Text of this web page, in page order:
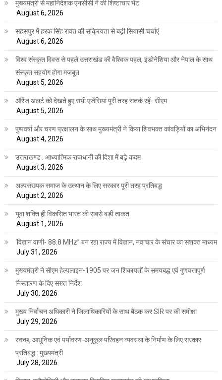
मुख्यमंत्री से महानिदेशक एनसीसी ने की शिष्टाचार भेंट
August 6, 2026
सहसपुर में हरक सिंह रावत की सक्रियता से बढ़ी सियासी चर्चाएं
August 6, 2026
विश्व संस्कृत दिवस से पहले उत्तराखंड की वैश्विक पहल, इंडोनेशिया और नेपाल के साथ
संस्कृत सहयोग होगा मजबूत
August 5, 2026
ऑरेंज अलर्ट को देखते हुए सभी एजेंसियां पूरी तरह सतर्क रहें- सीएम
August 5, 2026
पुष्पवर्षा और चरण प्रक्षालन के साथ मुख्यमंत्री ने किया शिवभक्त कांवड़ियों का अभिनंदन
August 4, 2026
उत्तराखण्ड : आध्यात्मिक राजधानी की दिशा में बढ़े कदम
August 3, 2026
अल्पसंख्यक समाज के उत्थान के लिए सरकार पूरी तरह प्रतिबद्ध
August 2, 2026
युवा शक्ति ही विकसित भारत की सबसे बड़ी ताकत
August 1, 2026
‘विज्ञान वाणी- 88.8 MHz” बन रहा राज्य में विज्ञान, नवाचार के संचार का सशक्त माध्यम
July 31, 2026
मुख्यमंत्री ने सीएम हेल्पलाइन-1905 पर जन शिकायतों के समयबद्ध एवं गुणवत्तापूर्ण
निस्तारण के दिए सख्त निर्देश
July 30, 2026
मुख्य निर्वाचन अधिकारी ने जिलाधिकारियों के साथ बैठक कर SIR पर की समीक्षा
July 29, 2026
स्वच्छ, आधुनिक एवं पर्यावरण-अनुकूल परिवहन व्यवस्था के निर्माण के लिए सरकार
प्रतिबद्ध : मुख्यमंत्री
July 28, 2026